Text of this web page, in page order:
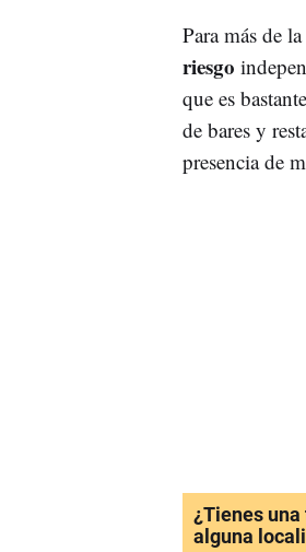
Para más de
riesgo
que es
de bares y
presencia de
¿Tienes
alguna